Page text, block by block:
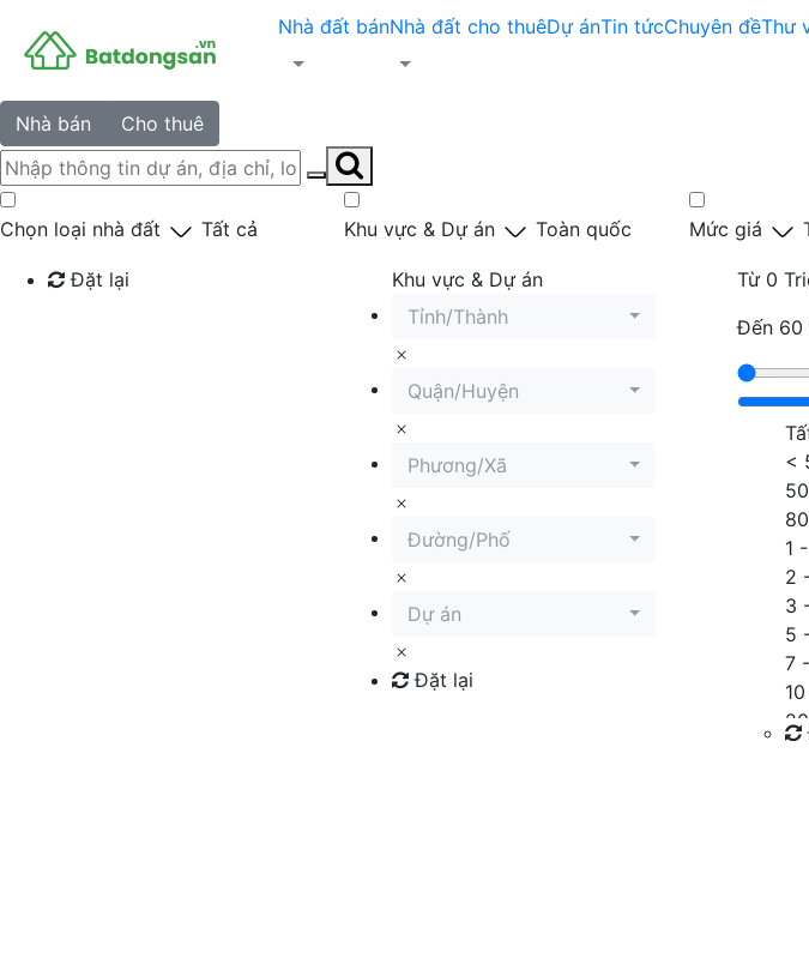
Nhà đất bánNhà đất cho thuêDự ánTin tứcChuyên đềThư
Nhà bán Cho thuê
Chọn loại nhà đất Tất cả
Đặt lại
Khu vực & Dự án Toàn quốc
Khu vực & Dự án
Tỉnh/Thành
Quận/Huyện
Phương/Xã
Đường/Phố
Dự án
Đặt lại
Mức giá
Từ 0
Đến 60
<
1
2
3
5
7